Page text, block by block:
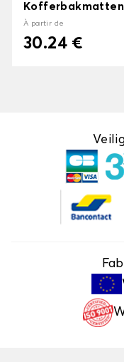
Kofferbakmatten
À partir de
30.24 €